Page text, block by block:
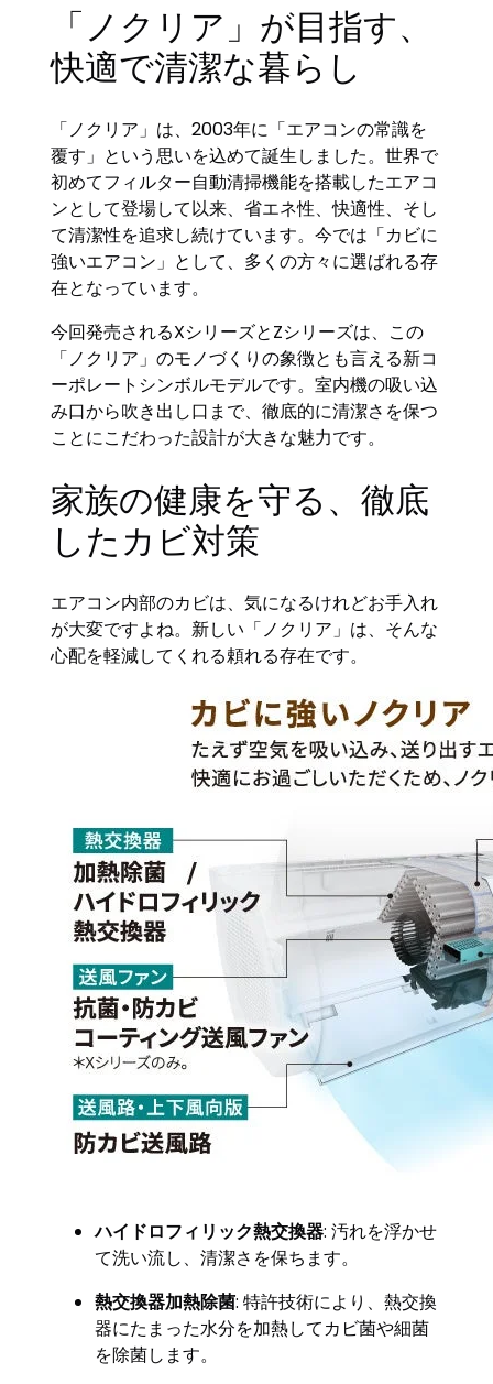
「ノクリア」が目指す、
快適で清潔な暮らし
「ノクリア」は、2003年に「エアコンの常識を
覆す」という思いを込めて誕生しました。世界で
初めてフィルター自動清掃機能を搭載したエアコ
ンとして登場して以来、省エネ性、快適性、そし
て清潔性を追求し続けています。今では「カビに
強いエアコン」として、多くの方々に選ばれる存
在となっています。
今回発売されるXシリーズとZシリーズは、この
「ノクリア」のモノづくりの象徴とも言える新コ
ーポレートシンボルモデルです。室内機の吸い込
み口から吹き出し口まで、徹底的に清潔さを保つ
ことにこだわった設計が大きな魅力です。
家族の健康を守る、徹底
したカビ対策
エアコン内部のカビは、気になるけれどお手入れ
が大変ですよね。新しい「ノクリア」は、そんな
心配を軽減してくれる頼れる存在です。
ハイドロフィリック熱交換器: 汚れを浮かせ
て洗い流し、清潔さを保ちます。
熱交換器加熱除菌: 特許技術により、熱交換
器にたまった水分を加熱してカビ菌や細菌
を除菌します。